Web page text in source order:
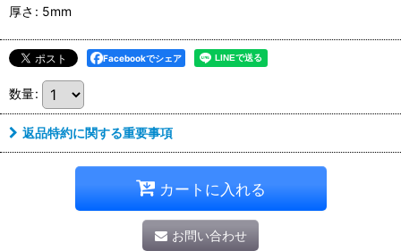
厚さ : 5mm
Facebookでシェア
数量:
返品特約に関する重要事項
カートに入れる
お問い合わせ